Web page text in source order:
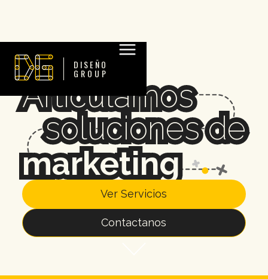
DISEÑO
GROUP
Articulamos
soluciones de
marketing
Ver Servicios
Contactanos
Articulamos
soluciones de
marketing